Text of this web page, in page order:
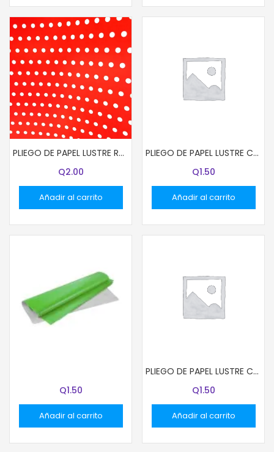
PLIEGO DE PAPEL LUSTRE ROJO CON PUNTITOS DOBLE CARA
Q2.00
Añadir al carrito
PLIEGO DE PAPEL LUSTRE COLOR AMARILLO
Q1.50
Añadir al carrito
Q1.50
Añadir al carrito
PLIEGO DE PAPEL LUSTRE COLOR CELESTE
Q1.50
Añadir al carrito